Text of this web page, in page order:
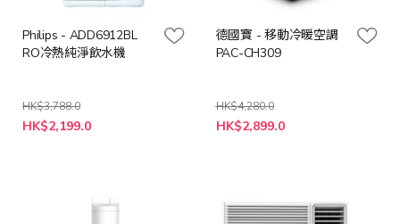
Philips - ADD6912BL
RO冷熱純淨飲水機
HK$3,788.0
特
殊
HK$2,199.0
德國寶 - 移動冷暖空調
PAC-CH309
HK$4,280.0
特
殊
HK$2,899.0